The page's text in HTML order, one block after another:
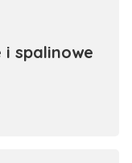
spalinowe